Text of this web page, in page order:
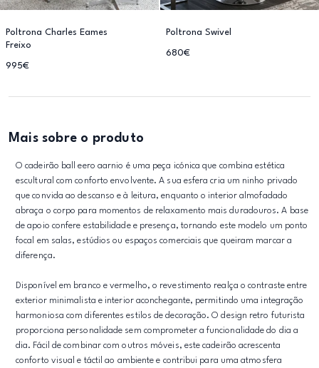
Poltrona Charles Eames
Freixo
995€
Poltrona Swivel
680€
Mais sobre o produto
O cadeirão ball eero aarnio é uma peça icónica que combina estética
escultural com conforto envolvente. A sua esfera cria um ninho privado
que convida ao descanso e à leitura, enquanto o interior almofadado
abraça o corpo para momentos de relaxamento mais duradouros. A base
de apoio confere estabilidade e presença, tornando este modelo um ponto
focal em salas, estúdios ou espaços comerciais que queiram marcar a
diferença.
Disponível em branco e vermelho, o revestimento realça o contraste entre
exterior minimalista e interior aconchegante, permitindo uma integração
harmoniosa com diferentes estilos de decoração. O design retro futurista
proporciona personalidade sem comprometer a funcionalidade do dia a
dia. Fácil de combinar com outros móveis, este cadeirão acrescenta
conforto visual e táctil ao ambiente e contribui para uma atmosfera